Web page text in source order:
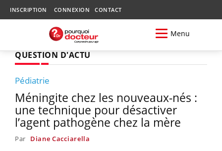
INSCRIPTION CONNEXION CONTACT
Menu
QUESTION D'ACTU
Pédiatrie
Méningite chez les nouveaux-nés :
une technique pour désactiver
l’agent pathogène chez la mère
Par Diane Cacciarella